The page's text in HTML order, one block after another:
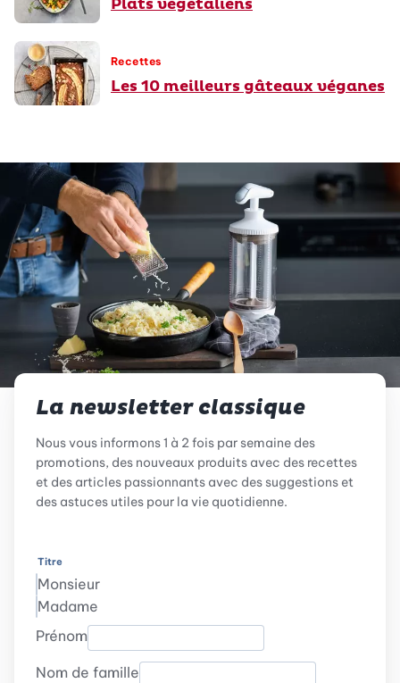
Plats végétaliens
Recettes
Les 10 meilleurs gâteaux véganes
La newsletter classique
Nous vous informons 1 à 2 fois par semaine des
promotions, des nouveaux produits avec des recettes
et des articles passionnants avec des suggestions et
des astuces utiles pour la vie quotidienne.
Titre
Monsieur
Madame
Prénom
Nom de famille